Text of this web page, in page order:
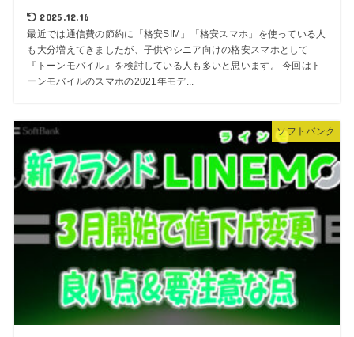
2025.12.16
最近では通信費の節約に「格安SIM」「格安スマホ」を使っている人
も大分増えてきましたが、子供やシニア向けの格安スマホとして
『トーンモバイル』を検討している人も多いと思います。 今回はト
ーンモバイルのスマホの2021年モデ...
ソフトバンク